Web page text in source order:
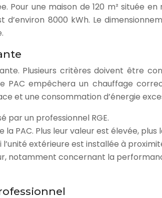
Pour une maison de 120 m² située
8000 kWh. Le
Plusieurs critères doivent être
PAC empêchera un chauffage
et une consommation d’énergie
par un professionnel RGE.
PAC. Plus leur valeur est élevée,
extérieure est installée à
notamment concernant la